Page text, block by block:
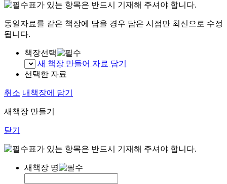
표가 있는 항목은 반드시 기재해 주셔야 합니다.
동일자료를 같은 책장에 담을 경우 담은 시점만 최신으로 수정
됩니다.
책장선택
새 책장 만들어 자료 담기
선택한 자료
취소 내책장에 담기
새책장 만들기
닫기
표가 있는 항목은 반드시 기재해 주셔야 합니다.
새책장 명